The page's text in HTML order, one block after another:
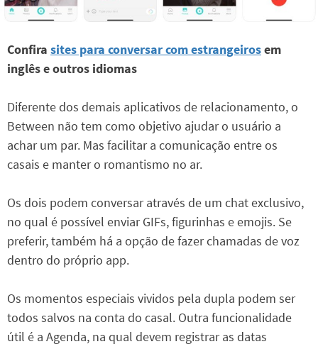
Confira sites para conversar com estrangeirosem
inglês e outros idiomas
Diferente dos demais aplicativos de relacionamento, o
Between não tem como objetivo ajudar o usuário a
achar um par. Mas facilitar a comunicação entre os
casais e manter o romantismo no ar.
Os dois podem conversar através de um chat exclusivo,
no qual é possível enviar GIFs, figurinhas e emojis. Se
preferir, também há a opção de fazer chamadas de voz
dentro do próprio app.
Os momentos especiais vividos pela dupla podem ser
todos salvos na conta do casal. Outra funcionalidade
útil é a Agenda, na qual devem registrar as datas